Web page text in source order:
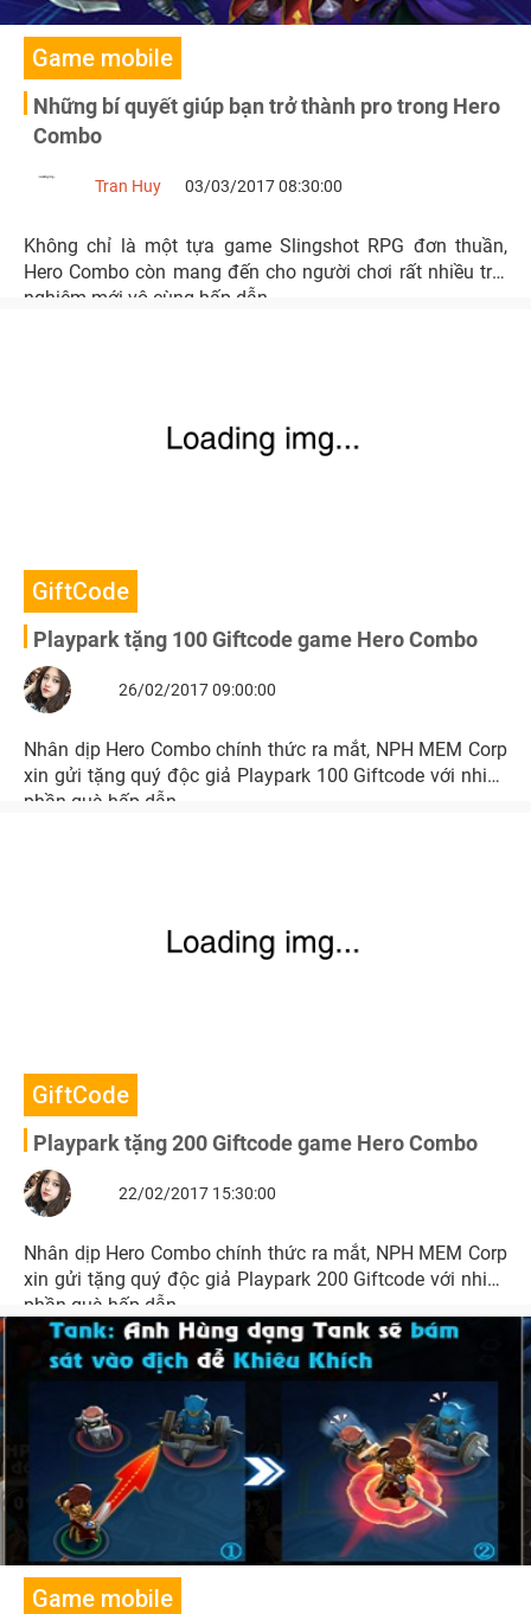
Game mobile
Những bí quyết giúp bạn trở thành pro trong Hero
Combo
Tran Huy 03/03/2017 08:30:00
Không chỉ là một tựa game Slingshot RPG đơn thuần,
Hero Combo còn mang đến cho người chơi rất nhiều trải
nghiệm mới vô cùng hấp dẫn.
GiftCode
Playpark tặng 100 Giftcode game Hero Combo
26/02/2017 09:00:00
Nhân dịp Hero Combo chính thức ra mắt, NPH MEM Corp
xin gửi tặng quý độc giả Playpark 100 Giftcode với nhiều
phần quà hấp dẫn.
GiftCode
Playpark tặng 200 Giftcode game Hero Combo
22/02/2017 15:30:00
Nhân dịp Hero Combo chính thức ra mắt, NPH MEM Corp
xin gửi tặng quý độc giả Playpark 200 Giftcode với nhiều
phần quà hấp dẫn.
Game mobile